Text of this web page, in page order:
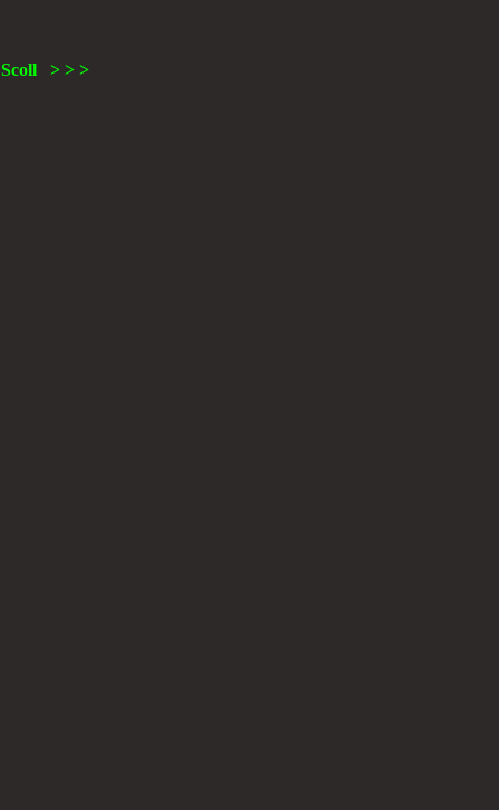
Scoll > > >